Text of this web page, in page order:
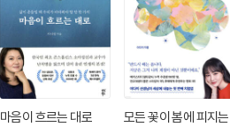
마음이 흐르는 대로
모든 꽃이 봄에 피지는